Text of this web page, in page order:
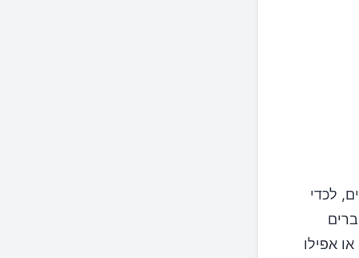
לכדי
אפילו